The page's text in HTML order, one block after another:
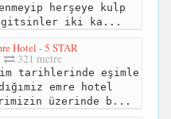
herşeye kulp
gitsinler iki ka...
Hotel - 5 STAR
321 metre
tarihlerinde eşimle
emre hotel
üzerinde b...